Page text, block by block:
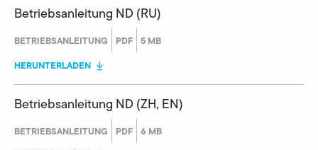
Betriebsanleitung ND (RU)
BETRIEBSANLEITUNG PDF 5 MB
HERUNTERLADEN
Betriebsanleitung ND (ZH, EN)
BETRIEBSANLEITUNG PDF 6 MB